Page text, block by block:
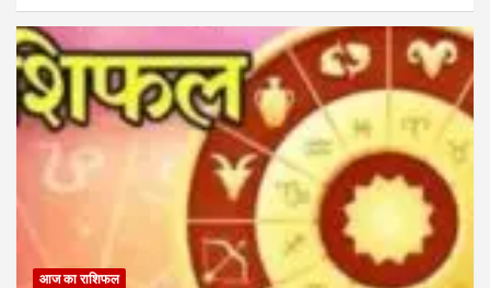
आज का राशिफल